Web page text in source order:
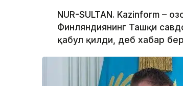
NUR-SULTAN. Kazinform –
Финляндиянинг Ташқи
қабул қилди, деб хабар